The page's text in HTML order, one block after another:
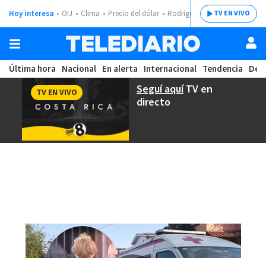
Hoy interesa OIJ Clima Precio del dólar Rodrigo ChavesTV EN VIVO
Última hora Nacional En alerta Internacional Tendencia
Seguí aquíTV en
directo
TV EN VIVO